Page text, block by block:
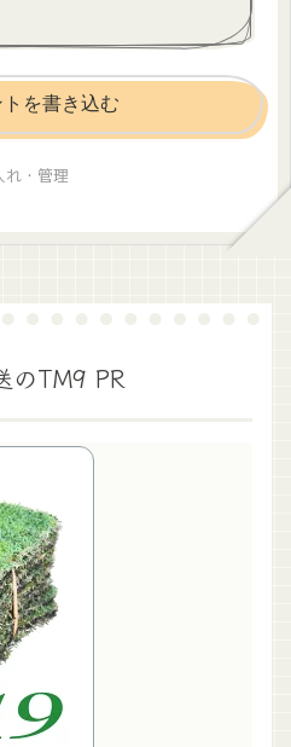
トを書き込む
れ・管理
のTM9 PR